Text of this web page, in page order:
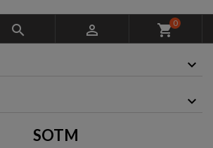
  shopping_cart0
SOTM
Create wishlist